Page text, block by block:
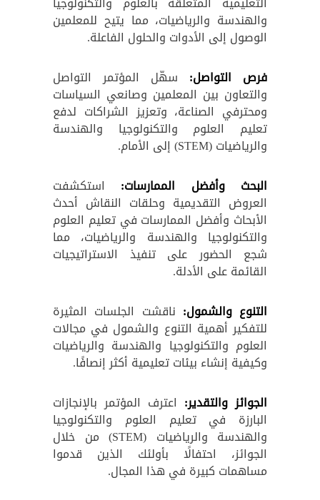
والهندسة والرياضيات، مما يتيح للمعلمين
الوصول إلى الأدوات والحلول الفاعلة.
فرص التواصل: سهّل المؤتمر التواصل
والتعاون بين المعلمين وصانعي السياسات
ومحترفي الصناعة، وتعزيز الشراكات لدفع
تعليم العلوم والتكنولوجيا والهندسة
والرياضيات (STEM) إلى الأمام.
البحث وأفضل الممارسات: استكشفت
العروض التقديمية وحلقات النقاش أحدث
الأبحاث وأفضل الممارسات في تعليم العلوم
والتكنولوجيا والهندسة والرياضيات، مما
شجع الحضور على تنفيذ الاستراتيجيات
القائمة على الأدلة.
التنوع والشمول: ناقشت الجلسات المثيرة
للتفكير أهمية التنوع والشمول في مجالات
العلوم والتكنولوجيا والهندسة والرياضيات
وكيفية إنشاء بيئات تعليمية أكثر إنصافًا.
الجوائز والتقدير: اعترف المؤتمر بالإنجازات
البارزة في تعليم العلوم والتكنولوجيا
والهندسة والرياضيات (STEM) من خلال
الجوائز، احتفالًا بأولئك الذين قدموا
مساهمات كبيرة في هذا المجال.